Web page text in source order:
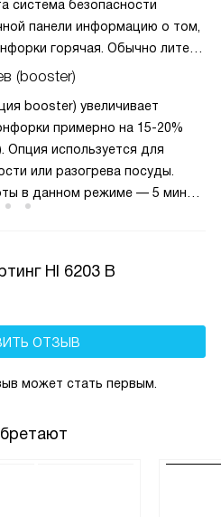
система безопасности
панели информацию о том,
горячая. Обычно литера
температуру, а «h» — чуть
получить ожог остаётся.
(booster)
booster) увеличивает
примерно на 15-20%
Опция используется для
или разогрева посуды.
в данном режиме — 5 минут.
HI 6203 B
ОТЗЫВ
может стать первым.